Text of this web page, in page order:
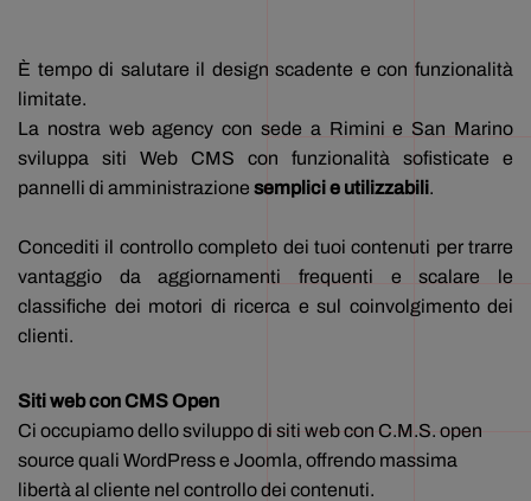
È tempo di salutare il design scadente e con funzionalità
limitate.
La nostra web agency con sede a Rimini e San Marino
sviluppa siti Web CMS con funzionalità sofisticate e
pannelli di amministrazione semplici e utilizzabili.
Concediti il controllo completo dei tuoi contenuti per trarre
vantaggio da aggiornamenti frequenti e scalare le
classifiche dei motori di ricerca e sul coinvolgimento dei
clienti.
Siti web con CMS Open
Ci occupiamo dello sviluppo di siti web con C.M.S. open
source quali WordPress e Joomla, offrendo massima
libertà al cliente nel controllo dei contenuti.